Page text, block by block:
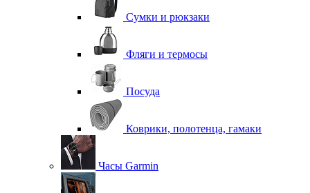
Сумки и рюкзаки
Фляги и термосы
Посуда
Коврики, полотенца, гамаки
Часы Garmin